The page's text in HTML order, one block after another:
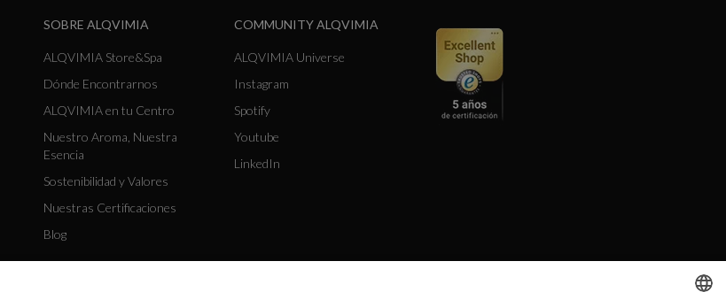
SOBRE ALQVIMIA
ALQVIMIA Store&Spa
Dónde Encontrarnos
ALQVIMIA en tu Centro
Nuestro Aroma, Nuestra
Esencia
Sostenibilidad y Valores
Nuestras Certificaciones
Blog
COMMUNITY ALQVIMIA
ALQVIMIA Universe
Instagram
Spotify
Youtube
LinkedIn